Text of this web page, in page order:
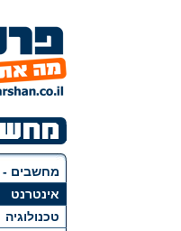
מחשבים -
אינטרנט
טכנולוגיה